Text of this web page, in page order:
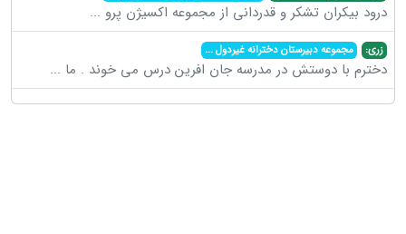
درود بیکران تشکر و قدردانی از مجموعه اکسیژن پرو ...
زری: مجموعه دبیرستان دخترانه غیردول...
دخترم با دوستش در مدرسه جان افرین درس می خوند . ما ...